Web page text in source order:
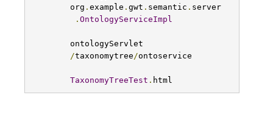
org . example . gwt . semantic . server
. OntologyServiceImpl
ontologyServlet
/taxonomytree /ontoservice
TaxonomyTreeTest . html